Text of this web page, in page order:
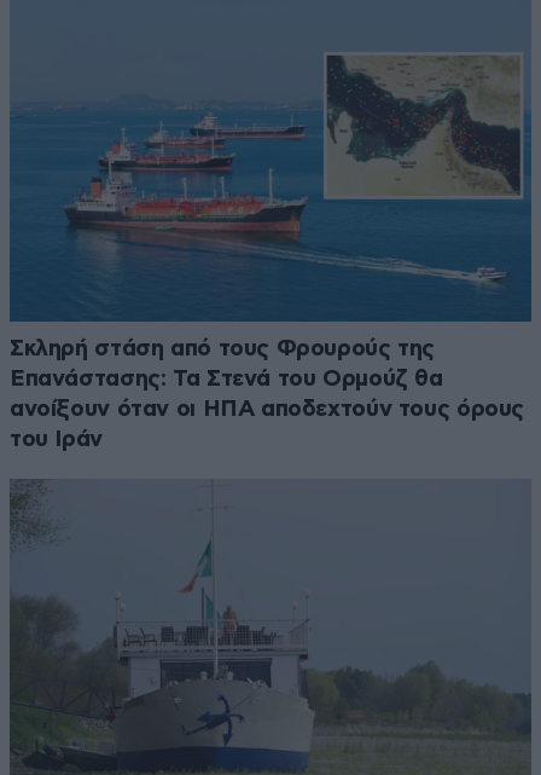
Σκληρή στάση από τους Φρουρούς της
Επανάστασης: Τα Στενά του Ορμούζ θα
ανοίξουν όταν οι ΗΠΑ αποδεχτούν τους όρους
του Ιράν